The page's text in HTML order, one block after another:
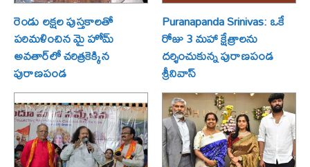
రెండు లక్షల పుస్తకాలతో
పరిమళించిన మై హోమ్
అవతార్‌లో చరిత్రకెక్కిన
పురాణపండ
Puranapanda Srinivas: ఒకే
రోజు 3 మహా క్షేత్రాలను
దర్శించుకున్న పురాణపండ
శ్రీనివాస్